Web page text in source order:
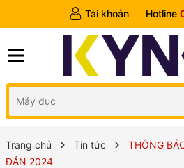
Tài khoản Hotline
Trang chủ Tin tức
THÔNG
ĐÁN 2024